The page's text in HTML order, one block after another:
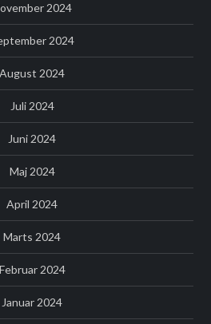
2024
2024
August 2024
Juli 2024
Juni 2024
Maj 2024
April 2024
Marts 2024
Februar 2024
Januar 2024